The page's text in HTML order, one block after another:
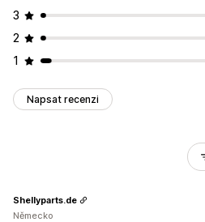
3
2
1
Napsat recenzi
Shellyparts.de
Německo